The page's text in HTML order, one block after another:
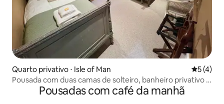
Quarto privativo ⋅ Isle of Man 5 de
5 (4)
Pousada com duas camas de solteiro, banheiro privativo e
varanda com vista para o rio
Pousadas com café da manhã